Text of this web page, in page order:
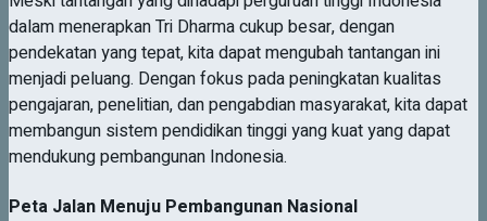
dalam menerapkan Tri Dharma cukup besar, dengan
pendekatan yang tepat, kita dapat mengubah tantangan ini
menjadi peluang. Dengan fokus pada peningkatan kualitas
pengajaran, penelitian, dan pengabdian masyarakat, kita dapat
membangun sistem pendidikan tinggi yang kuat yang dapat
mendukung pembangunan Indonesia.
Peta Jalan Menuju Pembangunan Nasional